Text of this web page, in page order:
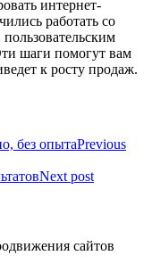
интернет-
работать со
шаги помогут вам
к росту продаж.
без опытаPrevious
Next post